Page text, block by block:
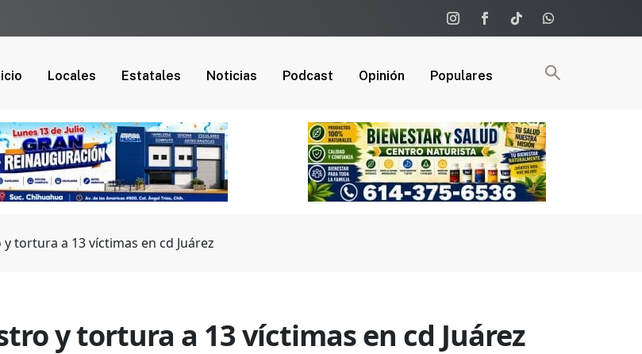
Locales Estatales Noticias Podcast Opinión Populares
tortura a 13 víctimas en cd Juárez
y tortura a 13 víctimas en cd Juárez